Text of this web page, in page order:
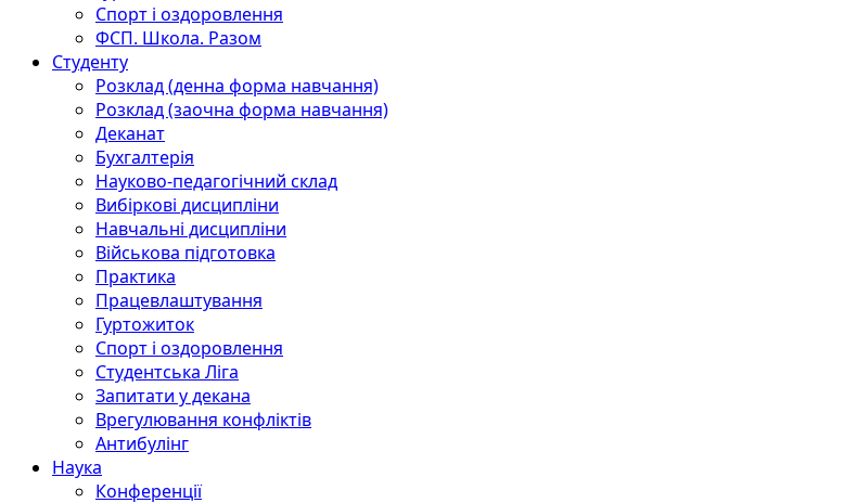
Спорт і оздоровлення
ФСП. Школа. Разом
Студенту
Розклад (денна форма навчання)
Розклад (заочна форма навчання)
Деканат
Бухгалтерія
Науково-педагогічний склад
Вибіркові дисципліни
Навчальні дисципліни
Військова підготовка
Практика
Працевлаштування
Гуртожиток
Спорт і оздоровлення
Студентська Ліга
Запитати у декана
Врегулювання конфліктів
Антибулінг
Наука
Конференції